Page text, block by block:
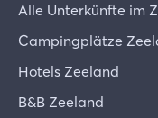
Alle Unterkünfte im
Campingplätze
Hotels Zeeland
B&B Zeeland